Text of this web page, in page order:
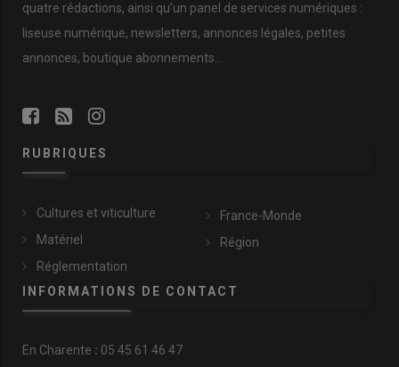
quatre rédactions, ainsi qu’un panel de services numériques :
liseuse numérique, newsletters, annonces légales, petites
annonces, boutique abonnements…
RUBRIQUES
Cultures et viticulture
Matériel
Réglementation
France-Monde
Région
INFORMATIONS DE CONTACT
En Charente : 05 45 61 46 47